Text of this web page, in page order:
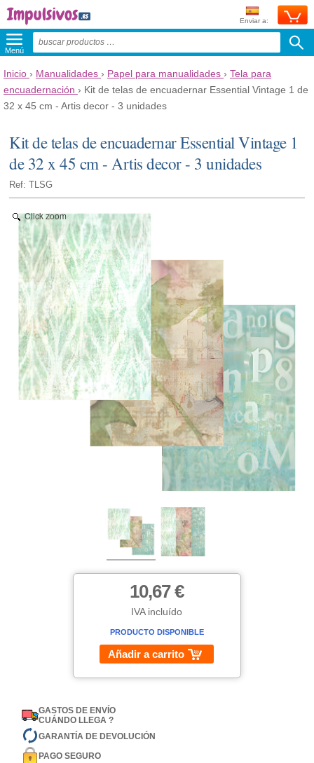
Enviar a:
Menú
Inicio › Manualidades › Papel para manualidades › Tela para
encuadernación › Kit de telas de encuadernar Essential Vintage 1 de
32 x 45 cm - Artis decor - 3 unidades
Kit de telas de encuadernar Essential Vintage 1
de 32 x 45 cm - Artis decor - 3 unidades
Ref: TLSG
Click zoom
10,67 €
IVA incluído
PRODUCTO DISPONIBLE
Añadir a carrito
GASTOS DE ENVÍO
CUÁNDO LLEGA ?
GARANTÍA DE DEVOLUCIÓN
PAGO SEGURO